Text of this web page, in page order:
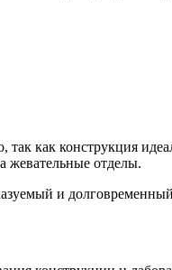
как конструкция
жевательные отделы.
и долговременный